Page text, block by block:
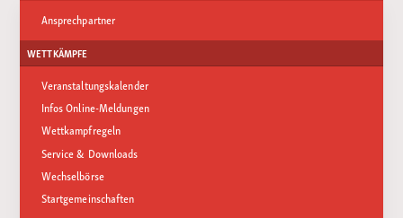
Ansprechpartner
WETTKÄMPFE
Veranstaltungskalender
Infos Online-Meldungen
Wettkampfregeln
Service & Downloads
Wechselbörse
Startgemeinschaften